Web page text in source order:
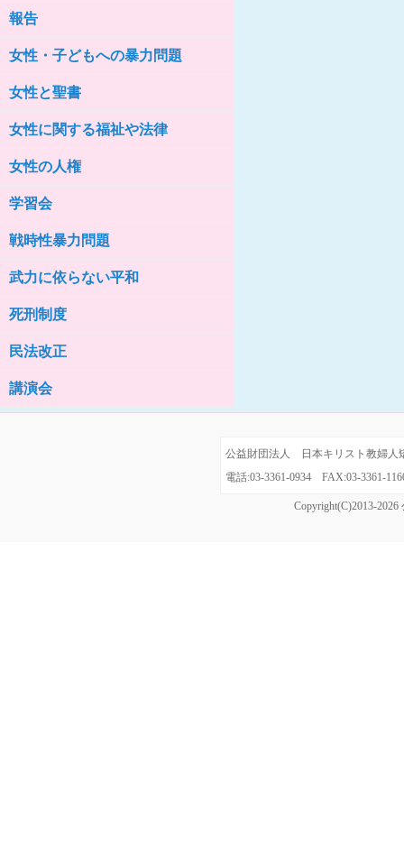
ス No.77
女性の家HELP ネットワークニュー
ス No.76
報告
女性・子どもへの暴力問題
女性と聖書
女性に関する福祉や法律
女性の人権
学習会
戦時性暴力問題
武力に依らない平和
死刑制度
民法改正
講演会
公益財団法人 日本キリスト教婦
電話:03-3361-0934 FAX:03-
Copyright(C)2013-